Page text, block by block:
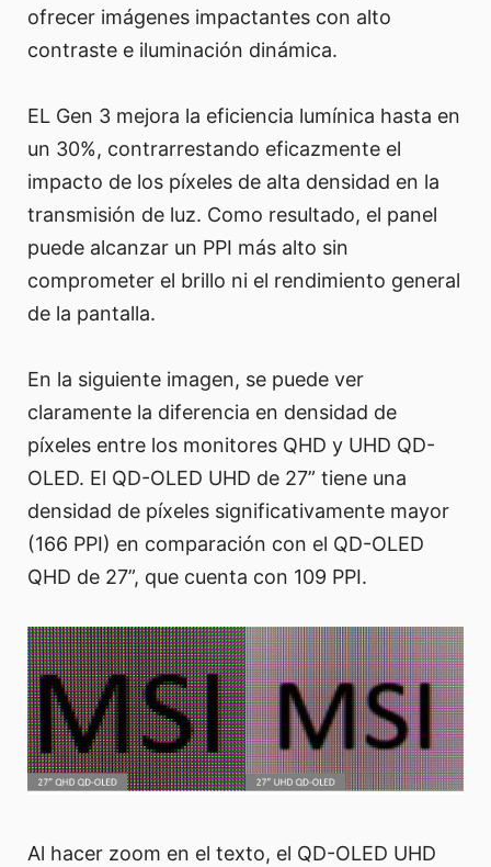
ofrecer imágenes impactantes con alto
contraste e iluminación dinámica.
EL Gen 3 mejora la eficiencia lumínica hasta en
un 30%, contrarrestando eficazmente el
impacto de los píxeles de alta densidad en la
transmisión de luz. Como resultado, el panel
puede alcanzar un PPI más alto sin
comprometer el brillo ni el rendimiento general
de la pantalla.
En la siguiente imagen, se puede ver
claramente la diferencia en densidad de
píxeles entre los monitores QHD y UHD QD-
OLED. El QD-OLED UHD de 27” tiene una
densidad de píxeles significativamente mayor
(166 PPI) en comparación con el QD-OLED
QHD de 27”, que cuenta con 109 PPI.
Al hacer zoom en el texto, el QD-OLED UHD